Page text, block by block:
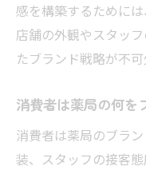
感を構築するために
店舗の外観やスタッ
たブランド戦略が不可
消費者は薬局の何を
消費者は薬局のブラ
装、スタッフの接客